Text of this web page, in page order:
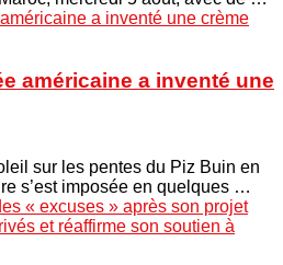
américaine a inventé une
sur les pentes du Piz Buin en
s’est imposée en quelques …